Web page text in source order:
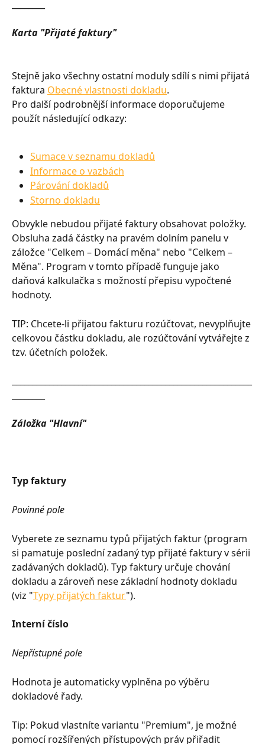
Karta "Přijaté faktury"
Stejně jako všechny ostatní moduly sdílí s nimi přijatá
faktura Obecné vlastnosti dokladu.
Pro další podrobnější informace doporučujeme
použít následující odkazy:
Sumace v seznamu dokladů
Informace o vazbách
Párování dokladů
Storno dokladu
Obvykle nebudou přijaté faktury obsahovat položky.
Obsluha zadá částky na pravém dolním panelu v
záložce "Celkem – Domácí měna" nebo "Celkem –
Měna". Program v tomto případě funguje jako
daňová kalkulačka s možností přepisu vypočtené
hodnoty.
TIP: Chcete-li přijatou fakturu rozúčtovat, nevyplňujte
celkovou částku dokladu, ale rozúčtování vytvářejte z
tzv. účetních položek.
Záložka "Hlavní"
Typ faktury
Povinné pole
Vyberete ze seznamu typů přijatých faktur (program
si pamatuje poslední zadaný typ přijaté faktury v sérii
zadávaných dokladů). Typ faktury určuje chování
dokladu a zároveň nese základní hodnoty dokladu
(viz "Typy přijatých faktur").
Interní číslo
Nepřístupné pole
Hodnota je automaticky vyplněna po výběru
dokladové řady.
Tip: Pokud vlastníte variantu "Premium", je možné
pomocí rozšířených přístupových práv přiřadit